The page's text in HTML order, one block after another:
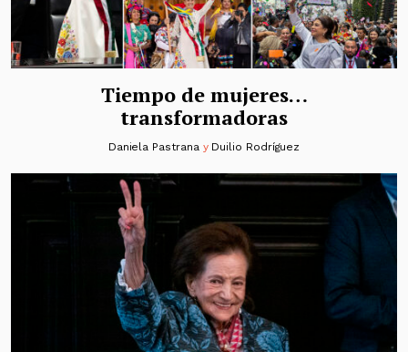
Tiempo de mujeres…
transformadoras
Daniela Pastranay Duilio Rodríguez